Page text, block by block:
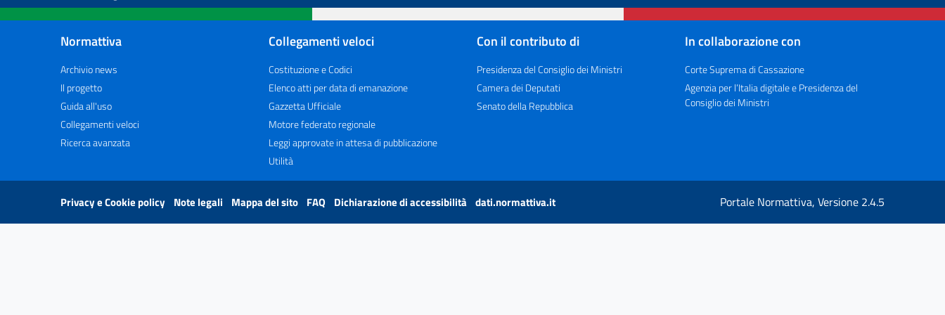
Normattiva
Archivio news
Il progetto
Guida all'uso
Collegamenti veloci
Ricerca avanzata
Collegamenti veloci
Costituzione e Codici
Elenco atti per data di emanazione
Gazzetta Ufficiale
Motore federato regionale
Leggi approvate in attesa di pubblicazione
Utilità
Con il contributo di
Presidenza del Consiglio dei Ministri
Camera dei Deputati
Senato della Repubblica
In collaborazione con
Corte Suprema di Cassazione
Agenzia per l’Italia digitale e Presidenza del
Consiglio dei Ministri
Privacy e Cookie policy Note legali Mappa del sito FAQ Dichiarazione di accessibilità dati.normattiva.it Portale Normattiva, Versione 2.4.5